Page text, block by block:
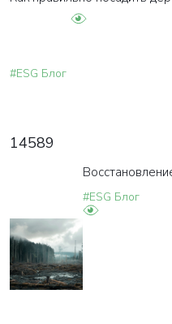
#ESG Блог
14589
#ESG Блог